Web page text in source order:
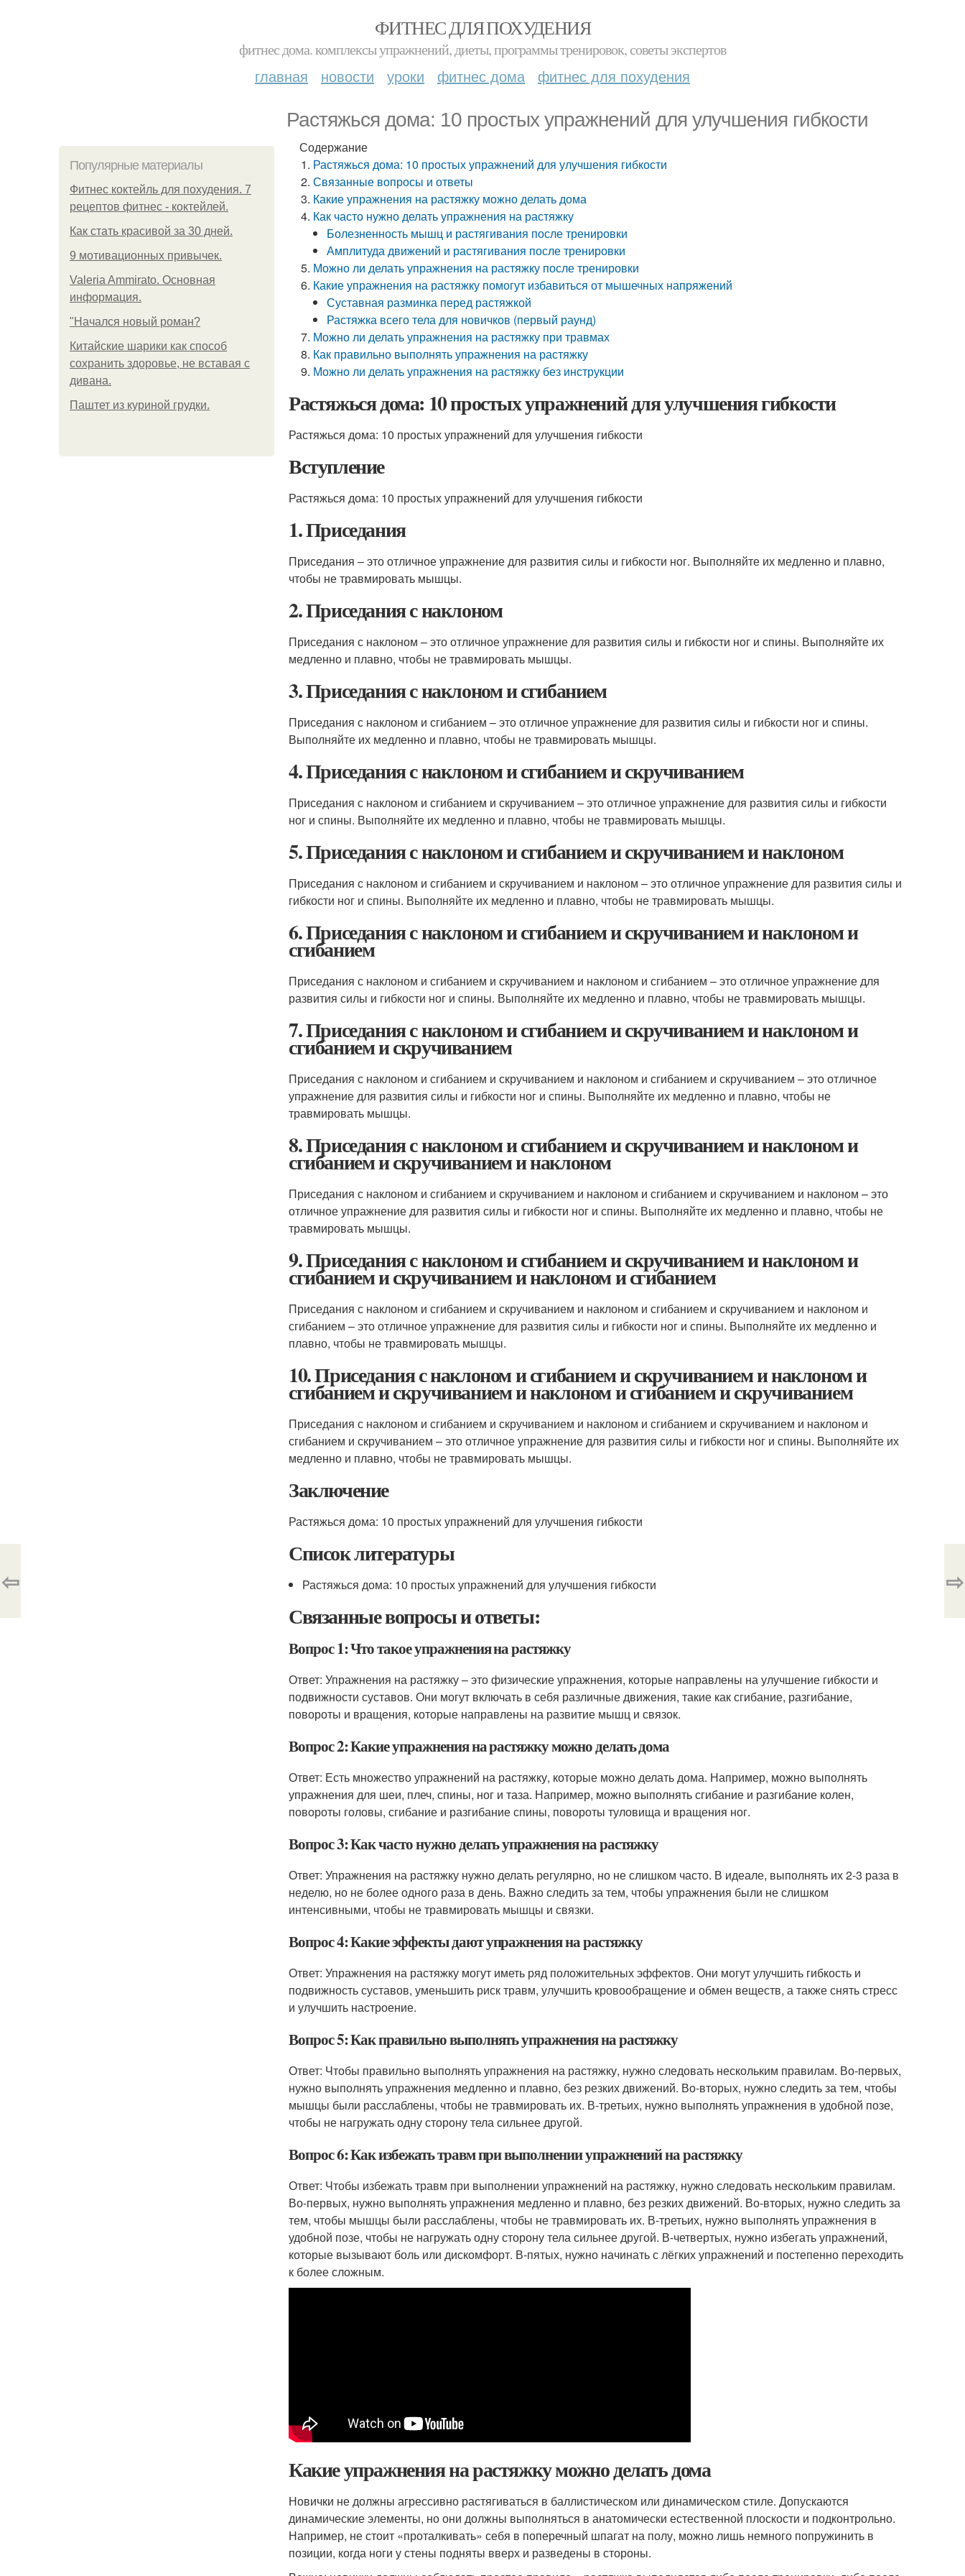
ФИТНЕС ДЛЯ ПОХУДЕНИЯ
фитнес дома. комплексы упражнений, диеты, программы тренировок, советы экспертов
главная новости уроки фитнес дома фитнес для похудения
Растяжься дома: 10 простых упражнений для улучшения гибкости
Популярные материалы
Фитнес коктейль для похудения. 7
рецептов фитнес - коктейлей.
Как стать красивой за 30 дней.
9 мотивационных привычек.
Valeria Ammirato. Основная
информация.
"Начался новый роман?
Китайские шарики как способ
сохранить здоровье, не вставая с
дивана.
Паштет из куриной грудки.
Содержание
Растяжься дома: 10 простых упражнений для улучшения гибкости
Связанные вопросы и ответы
Какие упражнения на растяжку можно делать дома
Как часто нужно делать упражнения на растяжку
Болезненность мышц и растягивания после тренировки
Амплитуда движений и растягивания после тренировки
Можно ли делать упражнения на растяжку после тренировки
Какие упражнения на растяжку помогут избавиться от мышечных напряжений
Суставная разминка перед растяжкой
Растяжка всего тела для новичков (первый раунд)
Можно ли делать упражнения на растяжку при травмах
Как правильно выполнять упражнения на растяжку
Можно ли делать упражнения на растяжку без инструкции
Растяжься дома: 10 простых упражнений для улучшения гибкости
Растяжься дома: 10 простых упражнений для улучшения гибкости
Вступление
Растяжься дома: 10 простых упражнений для улучшения гибкости
1. Приседания
Приседания – это отличное упражнение для развития силы и гибкости ног. Выполняйте их медленно и плавно,
чтобы не травмировать мышцы.
2. Приседания с наклоном
Приседания с наклоном – это отличное упражнение для развития силы и гибкости ног и спины. Выполняйте их
медленно и плавно, чтобы не травмировать мышцы.
3. Приседания с наклоном и сгибанием
Приседания с наклоном и сгибанием – это отличное упражнение для развития силы и гибкости ног и спины.
Выполняйте их медленно и плавно, чтобы не травмировать мышцы.
4. Приседания с наклоном и сгибанием и скручиванием
Приседания с наклоном и сгибанием и скручиванием – это отличное упражнение для развития силы и гибкости
ног и спины. Выполняйте их медленно и плавно, чтобы не травмировать мышцы.
5. Приседания с наклоном и сгибанием и скручиванием и наклоном
Приседания с наклоном и сгибанием и скручиванием и наклоном – это отличное упражнение для развития силы и
гибкости ног и спины. Выполняйте их медленно и плавно, чтобы не травмировать мышцы.
6. Приседания с наклоном и сгибанием и скручиванием и наклоном и
сгибанием
Приседания с наклоном и сгибанием и скручиванием и наклоном и сгибанием – это отличное упражнение для
развития силы и гибкости ног и спины. Выполняйте их медленно и плавно, чтобы не травмировать мышцы.
7. Приседания с наклоном и сгибанием и скручиванием и наклоном и
сгибанием и скручиванием
Приседания с наклоном и сгибанием и скручиванием и наклоном и сгибанием и скручиванием – это отличное
упражнение для развития силы и гибкости ног и спины. Выполняйте их медленно и плавно, чтобы не
травмировать мышцы.
8. Приседания с наклоном и сгибанием и скручиванием и наклоном и
сгибанием и скручиванием и наклоном
Приседания с наклоном и сгибанием и скручиванием и наклоном и сгибанием и скручиванием и наклоном – это
отличное упражнение для развития силы и гибкости ног и спины. Выполняйте их медленно и плавно, чтобы не
травмировать мышцы.
9. Приседания с наклоном и сгибанием и скручиванием и наклоном и
сгибанием и скручиванием и наклоном и сгибанием
Приседания с наклоном и сгибанием и скручиванием и наклоном и сгибанием и скручиванием и наклоном и
сгибанием – это отличное упражнение для развития силы и гибкости ног и спины. Выполняйте их медленно и
плавно, чтобы не травмировать мышцы.
10. Приседания с наклоном и сгибанием и скручиванием и наклоном и
сгибанием и скручиванием и наклоном и сгибанием и скручиванием
Приседания с наклоном и сгибанием и скручиванием и наклоном и сгибанием и скручиванием и наклоном и
сгибанием и скручиванием – это отличное упражнение для развития силы и гибкости ног и спины. Выполняйте их
медленно и плавно, чтобы не травмировать мышцы.
Заключение
Растяжься дома: 10 простых упражнений для улучшения гибкости
Список литературы
Растяжься дома: 10 простых упражнений для улучшения гибкости
Связанные вопросы и ответы:
Вопрос 1: Что такое упражнения на растяжку
Ответ: Упражнения на растяжку – это физические упражнения, которые направлены на улучшение гибкости и
подвижности суставов. Они могут включать в себя различные движения, такие как сгибание, разгибание,
повороты и вращения, которые направлены на развитие мышц и связок.
Вопрос 2: Какие упражнения на растяжку можно делать дома
Ответ: Есть множество упражнений на растяжку, которые можно делать дома. Например, можно выполнять
упражнения для шеи, плеч, спины, ног и таза. Например, можно выполнять сгибание и разгибание колен,
повороты головы, сгибание и разгибание спины, повороты туловища и вращения ног.
Вопрос 3: Как часто нужно делать упражнения на растяжку
Ответ: Упражнения на растяжку нужно делать регулярно, но не слишком часто. В идеале, выполнять их 2-3 раза в
неделю, но не более одного раза в день. Важно следить за тем, чтобы упражнения были не слишком
интенсивными, чтобы не травмировать мышцы и связки.
Вопрос 4: Какие эффекты дают упражнения на растяжку
Ответ: Упражнения на растяжку могут иметь ряд положительных эффектов. Они могут улучшить гибкость и
подвижность суставов, уменьшить риск травм, улучшить кровообращение и обмен веществ, а также снять стресс
и улучшить настроение.
Вопрос 5: Как правильно выполнять упражнения на растяжку
Ответ: Чтобы правильно выполнять упражнения на растяжку, нужно следовать нескольким правилам. Во-первых,
нужно выполнять упражнения медленно и плавно, без резких движений. Во-вторых, нужно следить за тем, чтобы
мышцы были расслаблены, чтобы не травмировать их. В-третьих, нужно выполнять упражнения в удобной позе,
чтобы не нагружать одну сторону тела сильнее другой.
Вопрос 6: Как избежать травм при выполнении упражнений на растяжку
Ответ: Чтобы избежать травм при выполнении упражнений на растяжку, нужно следовать нескольким правилам.
Во-первых, нужно выполнять упражнения медленно и плавно, без резких движений. Во-вторых, нужно следить за
тем, чтобы мышцы были расслаблены, чтобы не травмировать их. В-третьих, нужно выполнять упражнения в
удобной позе, чтобы не нагружать одну сторону тела сильнее другой. В-четвертых, нужно избегать упражнений,
которые вызывают боль или дискомфорт. В-пятых, нужно начинать с лёгких упражнений и постепенно переходить
к более сложным.
Какие упражнения на растяжку можно делать дома
Новички не должны агрессивно растягиваться в баллистическом или динамическом стиле. Допускаются
динамические элементы, но они должны выполняться в анатомически естественной плоскости и подконтрольно.
Например, не стоит «проталкивать» себя в поперечный шпагат на полу, можно лишь немного попружинить в
позиции, когда ноги у стены подняты вверх и разведены в стороны.
⇦ ⇨